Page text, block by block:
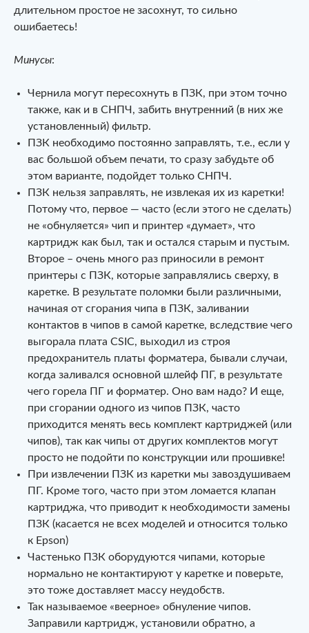
длительном простое не засохнут, то сильно
ошибаетесь!
Минусы:
Чернила могут пересохнуть в ПЗК, при этом точно
также, как и в СНПЧ, забить внутренний (в них же
установленный) фильтр.
ПЗК необходимо постоянно заправлять, т.е., если у
вас большой объем печати, то сразу забудьте об
этом варианте, подойдет только СНПЧ.
ПЗК нельзя заправлять, не извлекая их из каретки!
Потому что, первое — часто (если этого не сделать)
не «обнуляется» чип и принтер «думает», что
картридж как был, так и остался старым и пустым.
Второе – очень много раз приносили в ремонт
принтеры с ПЗК, которые заправлялись сверху, в
каретке. В результате поломки были различными,
начиная от сгорания чипа в ПЗК, заливании
контактов в чипов в самой каретке, вследствие чего
выгорала плата CSIC, выходил из строя
предохранитель платы форматера, бывали случаи,
когда заливался основной шлейф ПГ, в результате
чего горела ПГ и форматер. Оно вам надо? И еще,
при сгорании одного из чипов ПЗК, часто
приходится менять весь комплект картриджей (или
чипов), так как чипы от других комплектов могут
просто не подойти по конструкции или прошивке!
При извлечении ПЗК из каретки мы завоздушиваем
ПГ. Кроме того, часто при этом ломается клапан
картриджа, что приводит к необходимости замены
ПЗК (касается не всех моделей и относится только
к Epson)
Частенько ПЗК оборудуются чипами, которые
нормально не контактируют у каретке и поверьте,
это тоже доставляет массу неудобств.
Так называемое «веерное» обнуление чипов.
Заправили картридж, установили обратно, а